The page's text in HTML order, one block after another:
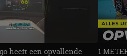
heeft een opvallende
1
Deze cookie wordt gebruikt
vertrouwd webverkeer te
beveiligingsbeperkingen op
te omzeilen. Het is
veiligheid van een website
bescherming tegen